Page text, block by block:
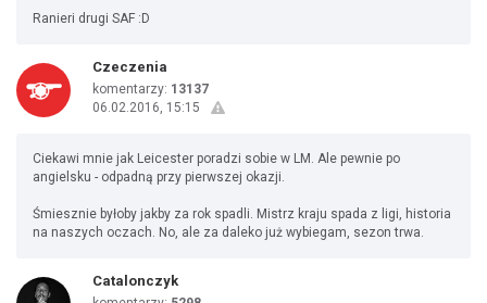
Ranieri drugi SAF :D
Czeczenia
komentarzy: 13137
06.02.2016, 15:15
Ciekawi mnie jak Leicester poradzi sobie w LM. Ale pewnie po
angielsku - odpadną przy pierwszej okazji.
Śmiesznie byłoby jakby za rok spadli. Mistrz kraju spada z ligi, historia
na naszych oczach. No, ale za daleko już wybiegam, sezon trwa.
Catalonczyk